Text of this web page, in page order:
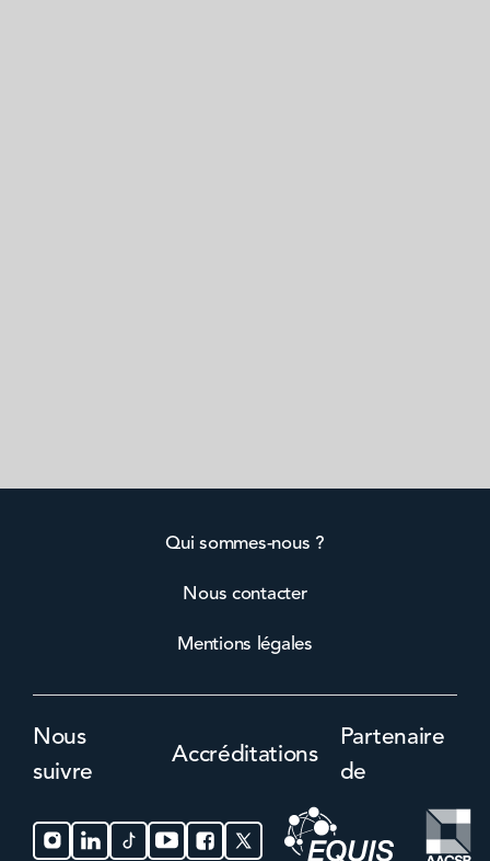
Qui sommes-nous ?
Nous contacter
Mentions légales
Nous
suivre
Accréditations
Partenaire
de